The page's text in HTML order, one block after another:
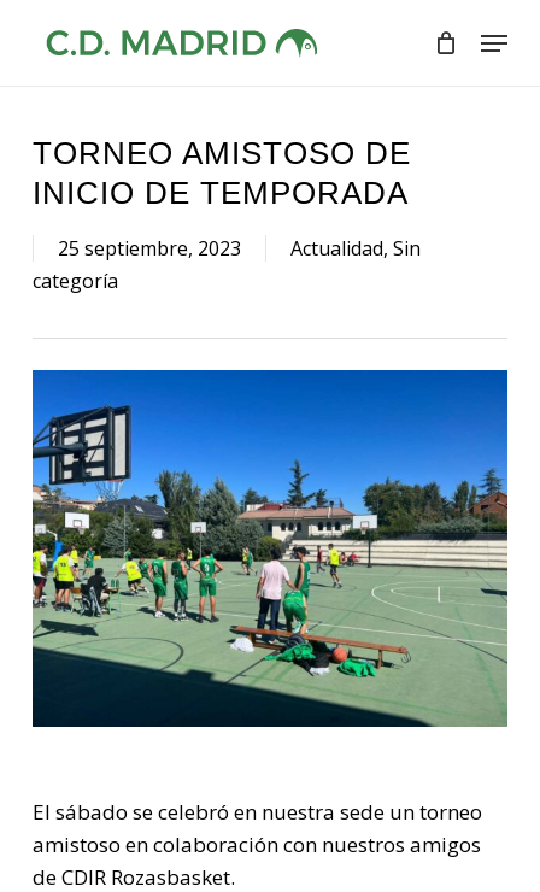
Menu
TORNEO AMISTOSO DE
INICIO DE TEMPORADA
25 septiembre, 2023 Actualidad, Sin
categoría
El sábado se celebró en nuestra sede un torneo
amistoso en colaboración con nuestros amigos
de CDIR Rozasbasket.